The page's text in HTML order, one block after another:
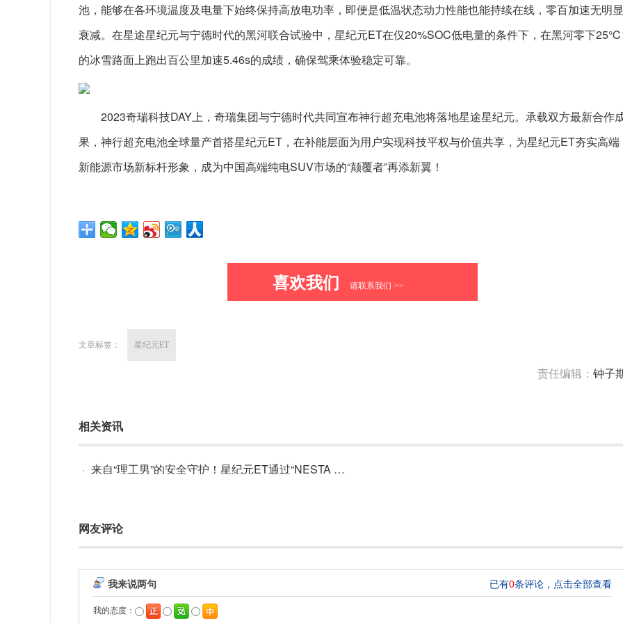
池，能够在各环境温度及电量下始终保持高放电功率，即便是低温状态动力性能也能持续在线，零百加速无明显
衰减。在星途星纪元与宁德时代的黑河联合试验中，星纪元ET在仅20%SOC低电量的条件下，在黑河零下25℃
的冰雪路面上跑出百公里加速5.46s的成绩，确保驾乘体验稳定可靠。
2023奇瑞科技DAY上，奇瑞集团与宁德时代共同宣布神行超充电池将落地星途星纪元。承载双方最新合作
果，神行超充电池全球量产首搭星纪元ET，在补能层面为用户实现科技平权与价值共享，为星纪元ET夯实高端
新能源市场新标杆形象，成为中国高端纯电SUV市场的“颠覆者”再添新翼！
喜欢我们 请联系我们 >>
文章标签： 星纪元ET
责任编辑： 钟子
相关资讯
· 来自“理工男”的安全守护！星纪元ET通过“NESTA 六维电安全”技术验证
网友评论